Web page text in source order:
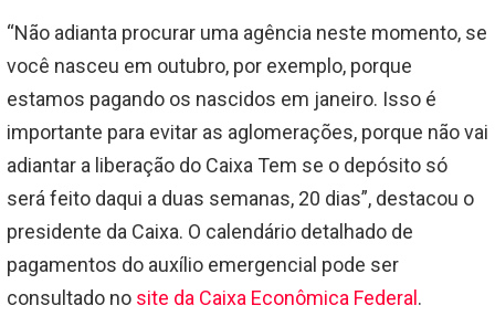
“Não adianta procurar uma agência neste momento, se
você nasceu em outubro, por exemplo, porque
estamos pagando os nascidos em janeiro. Isso é
importante para evitar as aglomerações, porque não vai
adiantar a liberação do Caixa Tem se o depósito só
será feito daqui a duas semanas, 20 dias”, destacou o
presidente da Caixa. O calendário detalhado de
pagamentos do auxílio emergencial pode ser
consultado no site da Caixa Econômica Federal .